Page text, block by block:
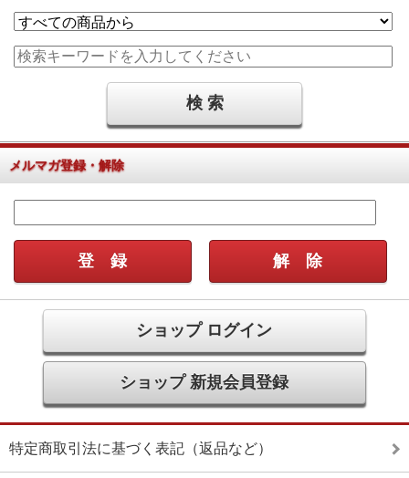
メルマガ登録・解除
ショップ ログイン
ショップ 新規会員登録
特定商取引法に基づく表記（返品など）